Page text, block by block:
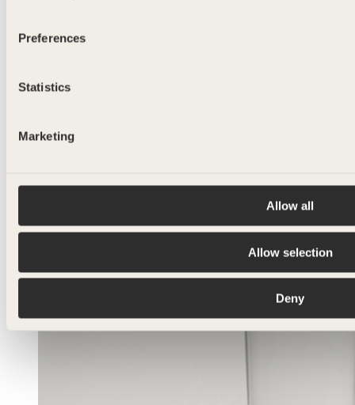
Preferences
Statistics
Marketing
Allow all
Allow selection
Deny